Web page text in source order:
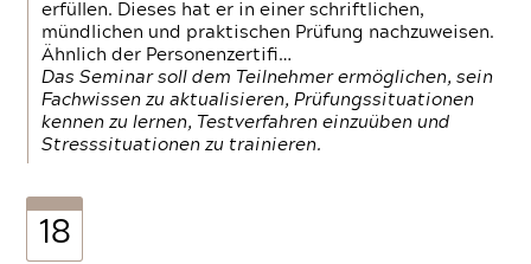
erfüllen. Dieses hat er in einer schriftlichen,
mündlichen und praktischen Prüfung nachzuweisen.
Ähnlich der Personenzertifi…
Das Seminar soll dem Teilnehmer ermöglichen, sein
Fachwissen zu aktualisieren, Prüfungssituationen
kennen zu lernen, Testverfahren einzuüben und
Stresssituationen zu trainieren.
18